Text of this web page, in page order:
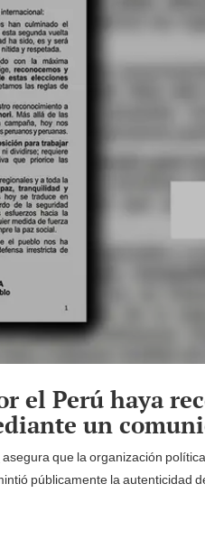
el Perú haya
un
asegura que la organización
públicamente la autenticidad